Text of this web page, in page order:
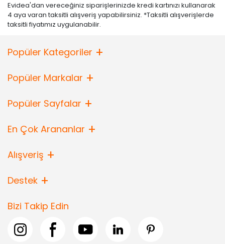
Evidea'dan vereceğiniz siparişlerinizde kredi kartınızı kullanarak
4 aya varan taksitli alışveriş yapabilirsiniz. *Taksitli alışverişlerde
taksitli fiyatımız uygulanabilir.
Popüler Kategoriler
Popüler Markalar
Popüler Sayfalar
En Çok Arananlar
Alışveriş
Destek
Bizi Takip Edin